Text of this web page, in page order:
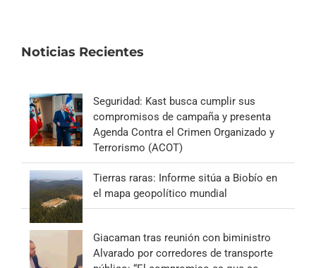
Noticias Recientes
Seguridad: Kast busca cumplir sus
compromisos de campaña y presenta
Agenda Contra el Crimen Organizado y
Terrorismo (ACOT)
Tierras raras: Informe sitúa a Biobío en
el mapa geopolítico mundial
Giacaman tras reunión con biministro
Alvarado por corredores de transporte